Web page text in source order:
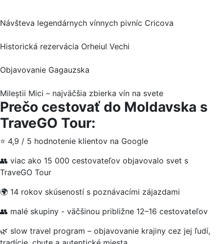
Návšteva legendárnych vínnych pivníc Cricova
Historická rezervácia Orheiul Vechi
Objavovanie Gagauzska
Mileștii Mici – najväčšia zbierka vín na svete
Prečo cestovať do Moldavska s
TraveGO Tour:
⭐ 4,9 / 5 hodnotenie klientov na Google
👥 viac ako 15 000 cestovateľov objavovalo svet s
TraveGO Tour
🌍 14 rokov skúseností s poznávacími zájazdami
👥 malé skupiny - väčšinou približne 12–16 cestovateľov
🌿 slow travel program – objavovanie krajiny cez jej ľudí,